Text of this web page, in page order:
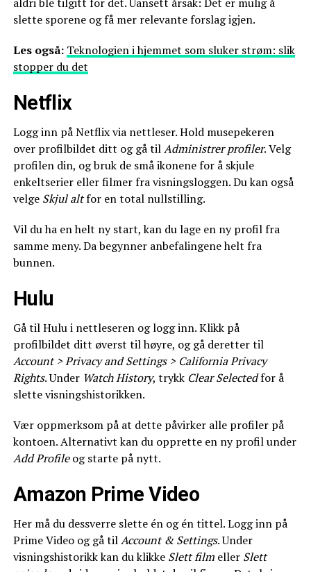
slette sporene og få mer relevante forslag igjen.
Les også: Teknologien i hjemmet som sluker strøm: slik
stopper du det
Netflix
Logg inn på Netflix via nettleser. Hold musepekeren
over profilbildet ditt og gå tilAdministrer profiler. Velg
profilen din, og bruk de små ikonene for å skjule
enkeltserier eller filmer fra visningsloggen. Du kan også
velge Skjul altfor en total nullstilling.
Vil du ha en helt ny start, kan du lage en ny profil fra
samme meny. Da begynner anbefalingene helt fra
bunnen.
Hulu
Gå til Hulu i nettleseren og logg inn. Klikk på
profilbildet ditt øverst til høyre, og gå deretter til
Account > Privacy and Settings > California Privacy
Rights. Under Watch History, trykk Clear Selectedfor å
slette visningshistorikken.
Vær oppmerksom på at dette påvirker alle profiler på
kontoen. Alternativt kan du opprette en ny profil under
Add Profileog starte på nytt.
Amazon Prime Video
Her må du dessverre slette én og én tittel. Logg inn på
Prime Video og gå tilAccount & Settings. Under
visningshistorikk kan du klikke Slett filmeller Slett